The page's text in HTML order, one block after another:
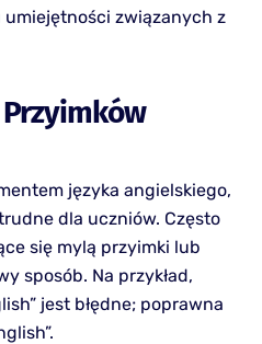
związanych z
Przyimków
języka angielskiego,
dla uczniów. Często
się mylą przyimki lub
sposób. Na przykład,
jest błędne; poprawna